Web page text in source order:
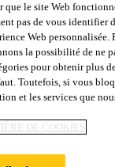
Sols
que le site Web
pas de vous identifier
Web
la possibilité de ne
pour obtenir plus
Toutefois, si vous
et les services que
DE COOKIES